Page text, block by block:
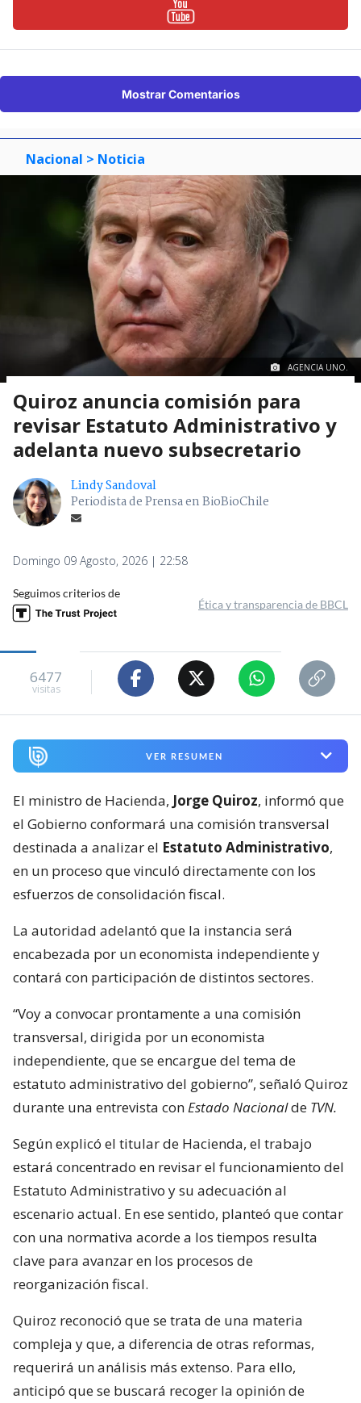
Mostrar Comentarios
Nacional > Noticia
AGENCIA UNO.
Quiroz anuncia comisión para
revisar Estatuto Administrativo y
adelanta nuevo subsecretario
Lindy Sandoval
Periodista de Prensa en BioBioChile
Domingo 09 Agosto, 2026 | 22:58
Seguimos criterios de
Ética y transparencia de BBCL
6477
visitas
VER RESUMEN
El ministro de Hacienda, Jorge Quiroz, informó que
el Gobierno conformará una comisión transversal
destinada a analizar el Estatuto Administrativo,
en un proceso que vinculó directamente con los
esfuerzos de consolidación fiscal.
La autoridad adelantó que la instancia será
encabezada por un economista independiente y
contará con participación de distintos sectores.
“Voy a convocar prontamente a una comisión
transversal, dirigida por un economista
independiente, que se encargue del tema de
estatuto administrativo del gobierno”, señaló Quiroz
durante una entrevista con Estado Nacionalde TVN.
Según explicó el titular de Hacienda, el trabajo
estará concentrado en revisar el funcionamiento del
Estatuto Administrativo y su adecuación al
escenario actual. En ese sentido, planteó que contar
con una normativa acorde a los tiempos resulta
clave para avanzar en los procesos de
reorganización fiscal.
Quiroz reconoció que se trata de una materia
compleja y que, a diferencia de otras reformas,
requerirá un análisis más extenso. Para ello,
anticipó que se buscará recoger la opinión de